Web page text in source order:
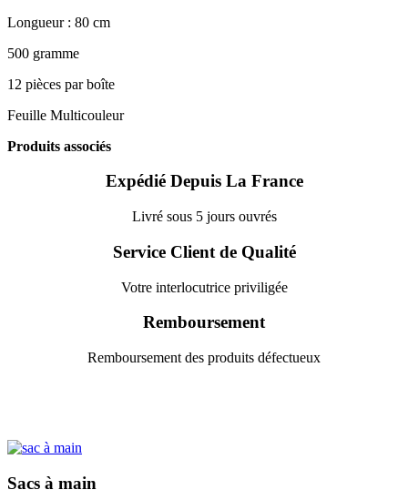
Longueur : 80 cm
500 gramme
12 pièces par boîte
Feuille Multicouleur
Produits associés
Expédié Depuis La France
Livré sous 5 jours ouvrés
Service Client de Qualité
Votre interlocutrice priviligée
Remboursement
Remboursement des produits défectueux
Sacs à main